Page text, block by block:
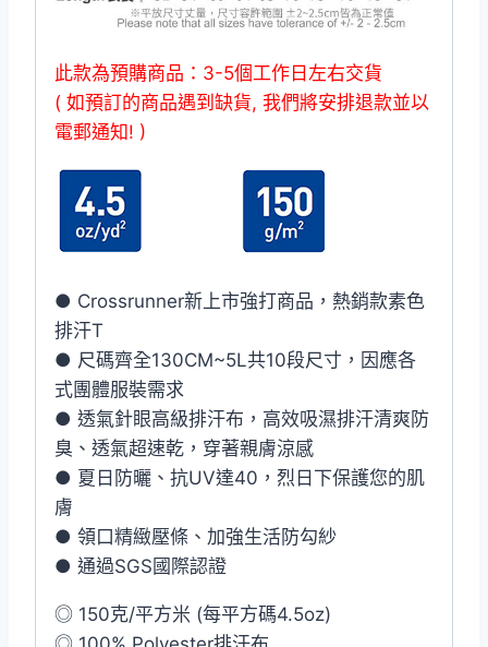
此款為預購商品：3-5個工作日左右交貨
( 如預訂的商品遇到缺貨, 我們將安排退款並以
電郵通知! )
● Crossrunner新上市強打商品，熱銷款素色
排汗T
● 尺碼齊全130CM~5L共10段尺寸，因應各
式團體服裝需求
● 透氣針眼高級排汗布，高效吸濕排汗清爽防
臭、透氣超速乾，穿著親膚涼感
● 夏日防曬、抗UV達40，烈日下保護您的肌
膚
● 領口精緻壓條、加強生活防勾紗
● 通過SGS國際認證
◎ 150克/平方米 (每平方碼4.5oz)